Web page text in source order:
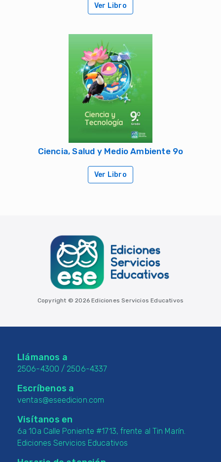
Ver Libro
Ciencia, Salud y Medio Ambiente 9o
Ver Libro
Copyright © 2026 Ediciones Servicios Educativos
Llámanos a
2506-4300 / 2506-4337
Escríbenos a
ventas@eseedicion.com
Visítanos en
6a 10a Calle Poniente #1713, frente al Tin Marín.
Ediciones Servicios Educativos